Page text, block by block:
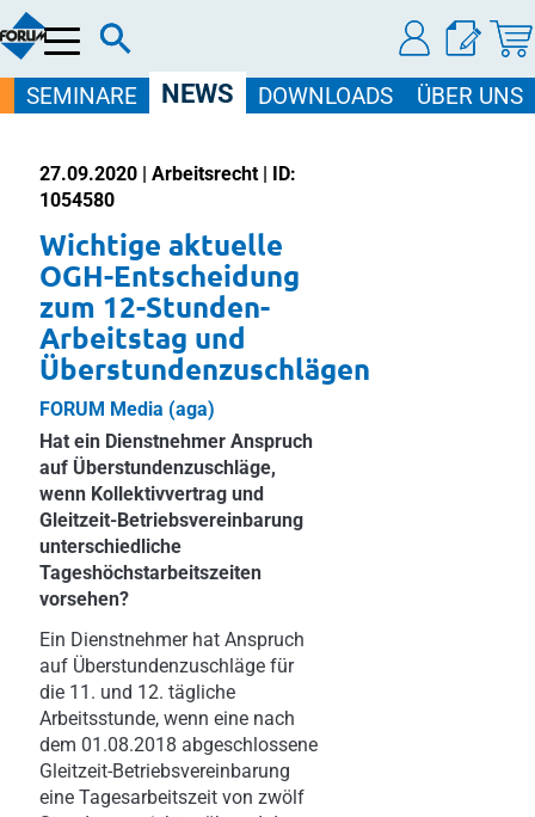
Menü
SEMINARE NEWS DOWNLOADS ÜBER UNS
27.09.2020 | Arbeitsrecht | ID:
1054580
Wichtige aktuelle
OGH-Entscheidung
zum 12-Stunden-
Arbeitstag und
Überstundenzuschlägen
FORUM Media (aga)
Hat ein Dienstnehmer Anspruch
auf Überstundenzuschläge,
wenn Kollektivvertrag und
Gleitzeit-Betriebsvereinbarung
unterschiedliche
Tageshöchstarbeitszeiten
vorsehen?
Ein Dienstnehmer hat Anspruch
auf Überstundenzuschläge für
die 11. und 12. tägliche
Arbeitsstunde, wenn eine nach
dem 01.08.2018 abgeschlossene
Gleitzeit-Betriebsvereinbarung
eine Tagesarbeitszeit von zwölf